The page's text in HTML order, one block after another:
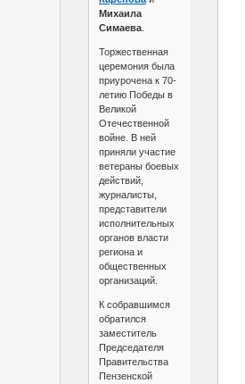
Михаила
Симаева.
Торжественная
церемония была
приурочена к 70-
летию Победы в
Великой
Отечественной
войне. В ней
приняли участие
ветераны боевых
действий,
журналисты,
представители
исполнительных
органов власти
региона и
общественных
организаций.
К собравшимся
обратился
заместитель
Председателя
Правительства
Пензенской